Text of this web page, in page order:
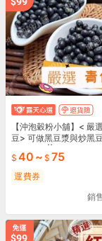
【沖泡穀粉小舖】< 嚴
豆> 可做黑豆漿與炒黑
40 ~ 75
運費券
銷